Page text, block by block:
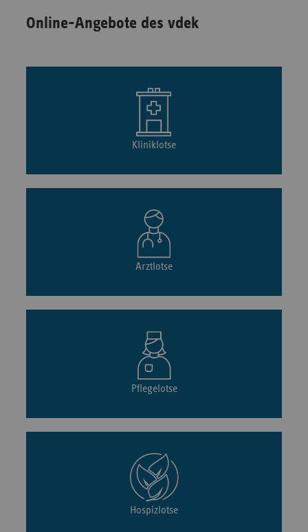
Online-Angebote des vdek
Kliniklotse
Arztlotse
Pflegelotse
Hospizlotse